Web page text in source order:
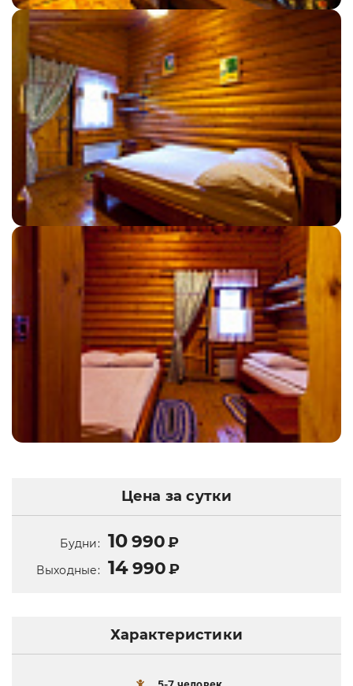
Цена за сутки
Будни: 10990 ₽
Выходные: 14990 ₽
Характеристики